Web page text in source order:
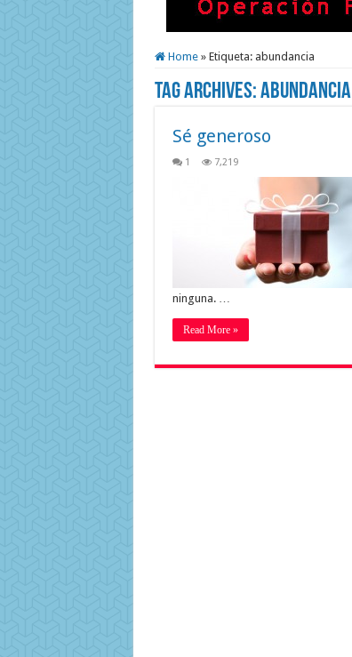
Home » Etiqueta: abundancia
Tag Archives:abundancia
Sé generoso
1 7,219
ninguna. …
Read More »